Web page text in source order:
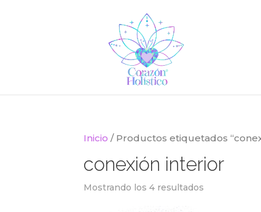
Inicio / Productos etiquetados
conexión interior
Mostrando los 4 resultados